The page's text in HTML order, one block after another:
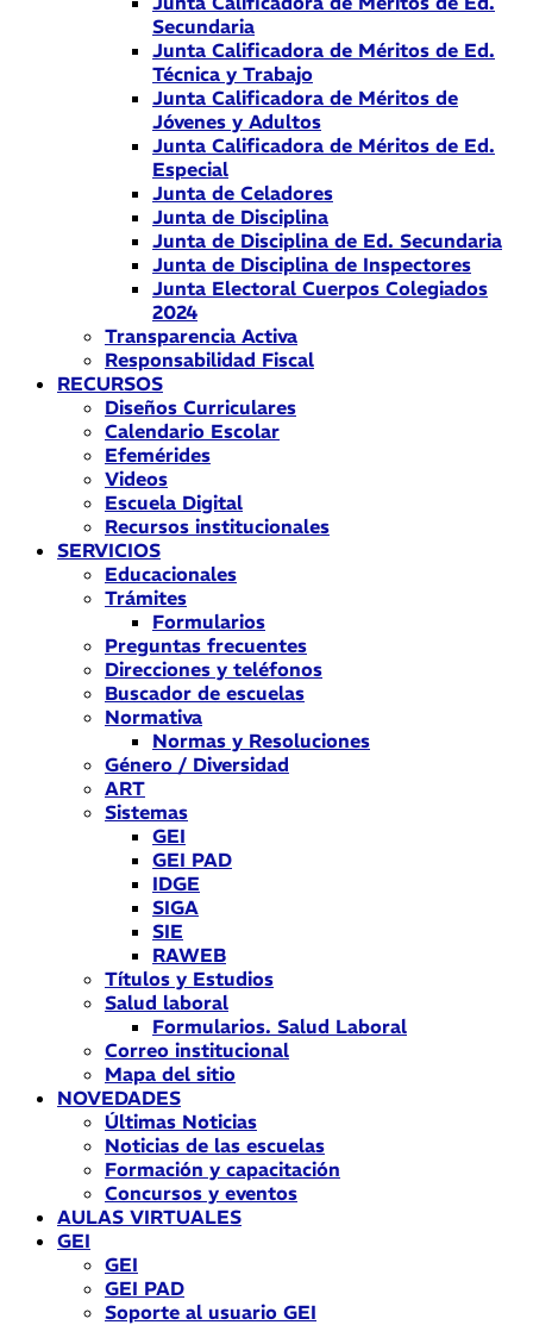
Secundaria
Junta Calificadora de Méritos de Ed.
Técnica y Trabajo
Junta Calificadora de Méritos de
Jóvenes y Adultos
Junta Calificadora de Méritos de Ed.
Especial
Junta de Celadores
Junta de Disciplina
Junta de Disciplina de Ed. Secundaria
Junta de Disciplina de Inspectores
Junta Electoral Cuerpos Colegiados
2024
Transparencia Activa
Responsabilidad Fiscal
RECURSOS
Diseños Curriculares
Calendario Escolar
Efemérides
Videos
Escuela Digital
Recursos institucionales
SERVICIOS
Educacionales
Trámites
Formularios
Preguntas frecuentes
Direcciones y teléfonos
Buscador de escuelas
Normativa
Normas y Resoluciones
Género / Diversidad
ART
Sistemas
GEI
GEI PAD
IDGE
SIGA
SIE
RAWEB
Títulos y Estudios
Salud laboral
Formularios. Salud Laboral
Correo institucional
Mapa del sitio
NOVEDADES
Últimas Noticias
Noticias de las escuelas
Formación y capacitación
Concursos y eventos
AULAS VIRTUALES
GEI
GEI
GEI PAD
Soporte al usuario GEI